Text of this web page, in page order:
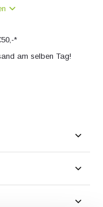
*
am selben Tag!